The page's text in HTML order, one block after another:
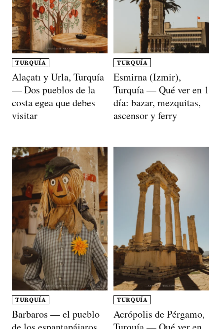
TURQUÍA
Alaçatı y Urla, Turquía
— Dos pueblos de la
costa egea que debes
visitar
TURQUÍA
Esmirna (Izmir),
Turquía — Qué ver en 1
día: bazar, mezquitas,
ascensor y ferry
TURQUÍA
Barbaros — el pueblo
TURQUÍA
Acrópolis de Pérgamo,